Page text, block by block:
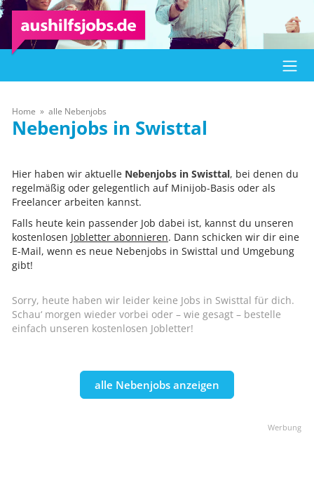
Home alle Nebenjobs
Swisttal
Hier haben wir aktuelle Nebenjobs in Swisttal, bei denen du
regelmäßig oder gelegentlich auf Minijob-Basis oder als
Freelancer arbeiten kannst.
Falls heute kein passender Job dabei ist, kannst du unseren
kostenlosen Jobletter abonnieren. Dann schicken wir dir eine
E-Mail, wenn es neue Nebenjobs in Swisttal und Umgebung
gibt!
Sorry, heute haben wir leider keine Jobs in Swisttal für dich.
Schau‘ morgen wieder vorbei oder – wie gesagt – bestelle
einfach unseren kostenlosen Jobletter!
alle Nebenjobs anzeigen